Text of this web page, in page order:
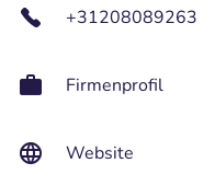
+31208089263
Firmenprofil
Website